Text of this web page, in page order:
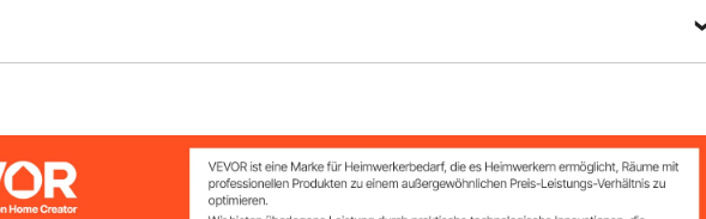
84 Zoll /
bausführu
m +
naturbelas
sener
Oberfläch
48 x10 Zoll / 1218 x 255 mm